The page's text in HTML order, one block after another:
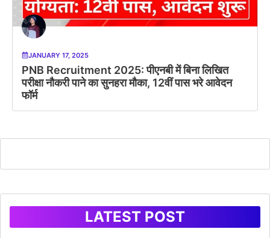
JANUARY 17, 2025
PNB Recruitment 2025: पीएनबी में बिना लिखित
परीक्षा नौकरी पाने का सुनहरा मौका, 12वीं पास भरे आवेदन
फॉर्म
LATEST POST